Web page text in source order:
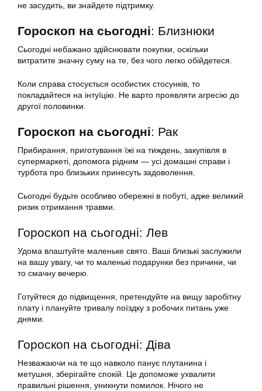
не засудить, ви знайдете підтримку.
Гороскоп на сьогодні: Близнюки
Сьогодні небажано здійснювати покупки, оскільки
витратите значну суму на те, без чого легко обійдетеся.
Коли справа стосується особистих стосунків, то
покладайтеся на інтуїцію. Не варто проявляти агресію до
другої половинки.
Гороскоп на сьогодні: Рак
Прибирання, приготування їжі на тиждень, закупівля в
супермаркеті, допомога рідним — усі домашні справи і
турбота про близьких принесуть задоволення.
Сьогодні будьте особливо обережні в побуті, адже великий
ризик отримання травми.
Гороскоп на сьогодні: Лев
Удома влаштуйте маленьке свято. Ваші близькі заслужили
на вашу увагу, чи то маленькі подарунки без причини, чи
то смачну вечерю.
Готуйтеся до підвищення, претендуйте на вищу заробітну
плату і плануйте тривалу поїздку з робочих питань уже
днями.
Гороскоп на сьогодні: Діва
Незважаючи на те що навколо панує плутанина і
метушня, зберігайте спокій. Це допоможе ухвалити
правильні рішення, уникнути помилок. Нічого не